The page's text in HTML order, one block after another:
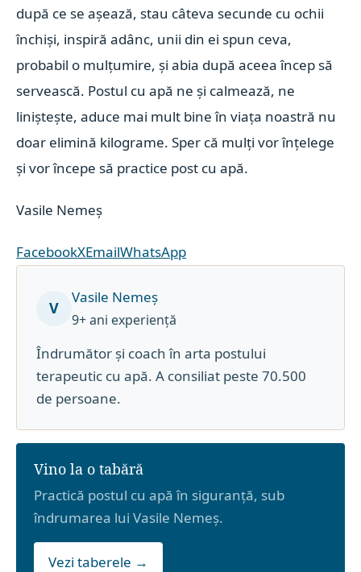
după ce se așează, stau câteva secunde cu ochii
închiși, inspiră adânc, unii din ei spun ceva,
probabil o mulțumire, și abia după aceea încep să
servească. Postul cu apă ne și calmează, ne
liniștește, aduce mai mult bine în viața noastră nu
doar elimină kilograme. Sper că mulți vor înțelege
și vor începe să practice post cu apă.
Vasile Nemeș
FacebookXEmailWhatsApp
V
Vasile Nemeș
9+ ani experiență
Îndrumător și coach în arta postului
terapeutic cu apă. A consiliat peste 70.500
de persoane.
Vino la o tabără
Practică postul cu apă în siguranță, sub
îndrumarea lui Vasile Nemeș.
Vezi taberele →